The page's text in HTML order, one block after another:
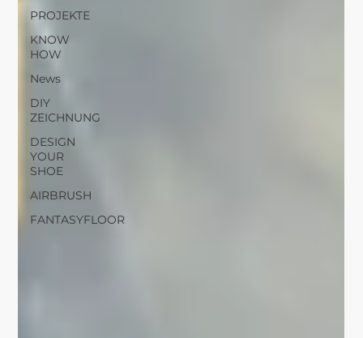
PROJEKTE
KNOW
HOW
News
DIY
ZEICHNUNG
DESIGN
YOUR
SHOE
AIRBRUSH
FANTASYFLOOR